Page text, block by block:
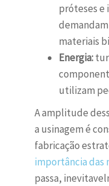
próteses e
materiais
Energia:
utilizam
A amplitude
a usinagem é
fabricação
importância das
passa,